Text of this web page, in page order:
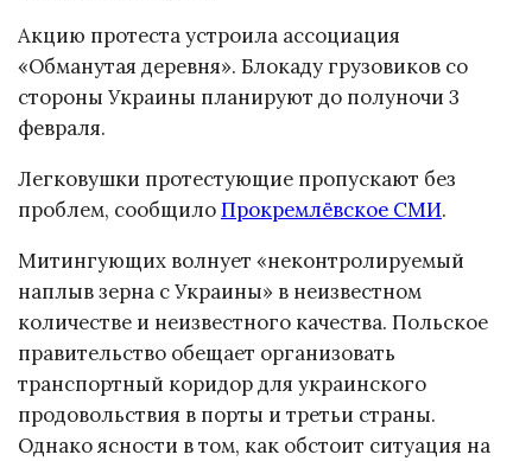
Акцию протеста устроила ассоциация
«Обманутая деревня». Блокаду грузовиков со
стороны Украины планируют до полуночи 3
февраля.
Легковушки протестующие пропускают без
проблем, сообщилоПрокремлёвское СМИ.
Митингующих волнует «неконтролируемый
наплыв зерна с Украины» в неизвестном
количестве и неизвестного качества. Польское
правительство обещает организовать
транспортный коридор для украинского
продовольствия в порты и третьи страны.
Однако ясности в том, как обстоит ситуация на